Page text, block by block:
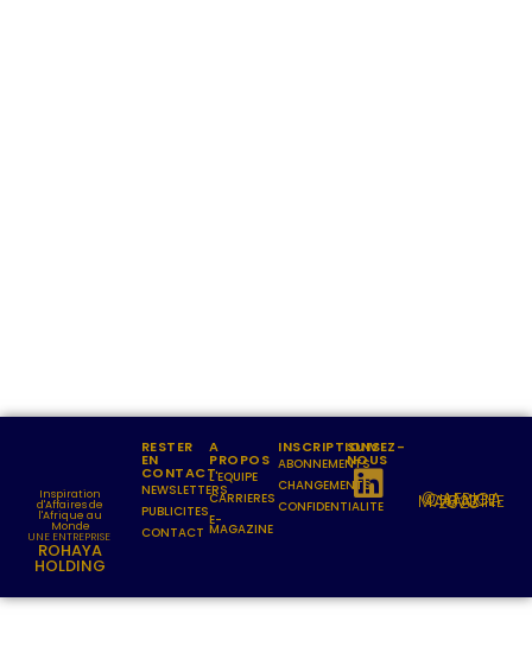
Inspiration
d'Affaires de
l'Afrique au
Monde
UNE ENTREPRISE
ROHAYA
HOLDING
RESTER
EN
CONTACT
NEWSLETTERS
PUBLICITES
CONTACT
A
PROPOS
L'EQUIPE
CARRIERES
E-
MAGAZINE
INSCRIPTIONS
ABONNEMENTS
CHANGEMENTS
CONFIDENTIALITE
SUIVEZ-
NOUS
© AFRICA CHANGE MAGAZINE 2023